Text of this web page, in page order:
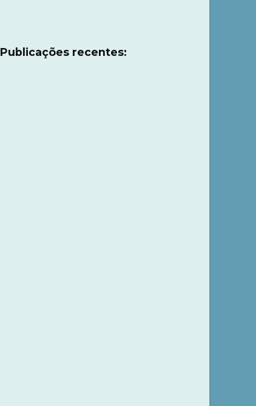
Publicações recentes: